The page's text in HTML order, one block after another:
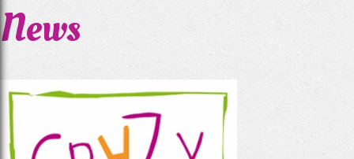
News